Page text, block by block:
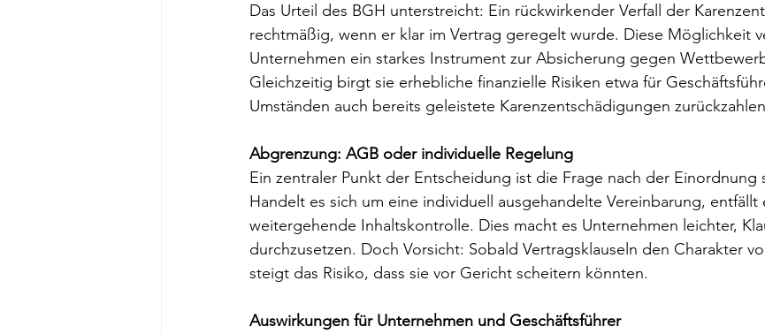
Das Urteil des BGH unterstreicht: Ein rückwirkender Verfall der
rechtmäßig, wenn er klar im Vertrag geregelt wurde. Diese Möglichkeit
Unternehmen ein starkes Instrument zur Absicherung gegen
Gleichzeitig birgt sie erhebliche finanzielle Risiken etwa für
Umständen auch bereits geleistete Karenzentschädigungen
Abgrenzung: AGB oder individuelle Regelung
Ein zentraler Punkt der Entscheidung ist die Frage nach der Einordnung
Handelt es sich um eine individuell ausgehandelte Vereinbarung, entfällt
weitergehende Inhaltskontrolle. Dies macht es Unternehmen leichter,
durchzusetzen. Doch Vorsicht: Sobald Vertragsklauseln den Charakter
steigt das Risiko, dass sie vor Gericht scheitern könnten.
Auswirkungen für Unternehmen und Geschäftsführer